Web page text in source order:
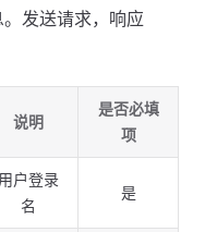
发送请求，响应
说明
是否必填
项
用户登录
名
是